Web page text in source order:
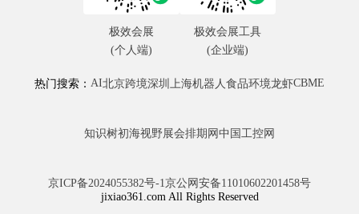
热门搜索： AI北京跨境深圳 上海机器人食品环境龙虾CBME
知识树初海视野展会排期网 中国工控网
京ICP备2024055382号-1京公网安备11010602201458号
jixiao361.com All Rights Reserved
极效会展
(个人端)
极效会展工具
(企业端)